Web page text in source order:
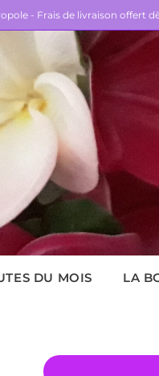
- Frais de livraison offert
DU MOIS LA